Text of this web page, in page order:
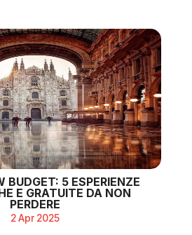
BUDGET: 5 ESPERIENZE
E GRATUITE DA NON
PERDERE
2 Apr 2025